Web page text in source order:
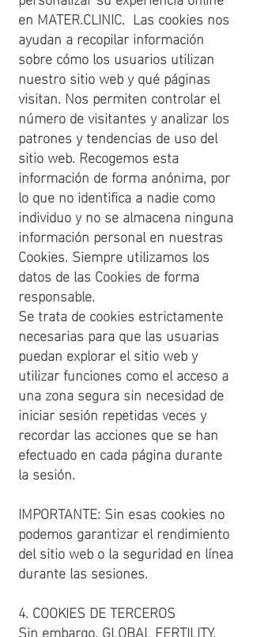
en MATER.CLINIC. Las cookies nos
ayudan a recopilar información
sobre cómo los usuarios utilizan
nuestro sitio web y qué páginas
visitan. Nos permiten controlar el
número de visitantes y analizar los
patrones y tendencias de uso del
sitio web. Recogemos esta
información de forma anónima, por
lo que no identifica a nadie como
individuo y no se almacena ninguna
información personal en nuestras
Cookies. Siempre utilizamos los
datos de las Cookies de forma
responsable.
Se trata de cookies estrictamente
necesarias para que las usuarias
puedan explorar el sitio web y
utilizar funciones como el acceso a
una zona segura sin necesidad de
iniciar sesión repetidas veces y
recordar las acciones que se han
efectuado en cada página durante
la sesión.
IMPORTANTE: Sin esas cookies no
podemos garantizar el rendimiento
del sitio web o la seguridad en línea
durante las sesiones.
4. COOKIES DE TERCEROS
Sin embargo, GLOBAL FERTILITY,